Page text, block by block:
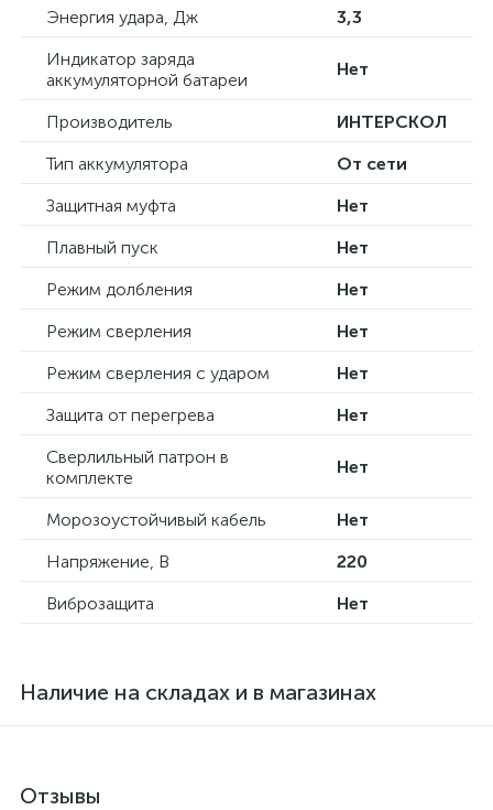
Энергия удара, Дж
3,3
Индикатор заряда
аккумуляторной батареи
Нет
Производитель
ИНТЕРСКОЛ
Тип аккумулятора
От сети
Защитная муфта
Нет
Плавный пуск
Нет
Режим долбления
Нет
Режим сверления
Нет
Режим сверления с ударом
Нет
Защита от перегрева
Нет
Сверлильный патрон в
комплекте
Нет
Морозоустойчивый кабель
Нет
Напряжение, В
220
Виброзащита
Нет
Наличие на складах и в магазинах
Отзывы